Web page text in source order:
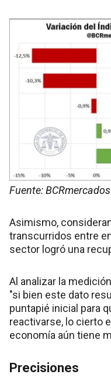
Fuente: BCRmercados
Asimismo,
transcurridos entre
sector logró una
Al analizar la
"si bien este dato
puntapié inicial para
reactivarse, lo cierto
economía aún tiene
Precisiones